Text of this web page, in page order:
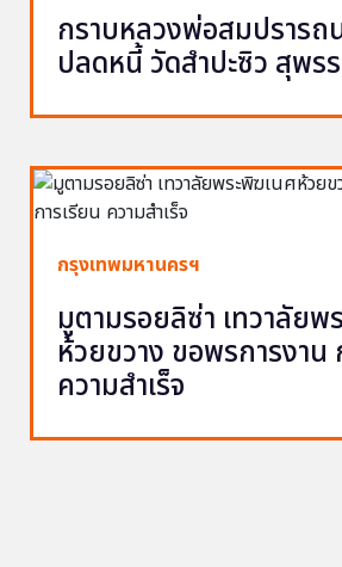
กราบหลวงพ่อสมปรารถ
ปลดหนี้ วัดสำปะซิว สุพ
กรุงเทพมหานครฯ
มูตามรอยลิซ่า เทวาลัยพ
ห้วยขวาง ขอพรการงาน
ความสำเร็จ